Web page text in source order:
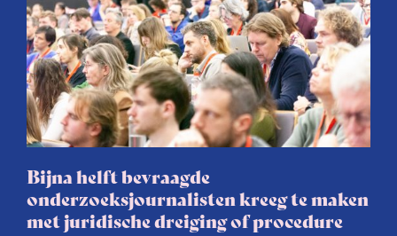
Bijna helft bevraagde
onderzoeksjournalisten kreeg te maken
met juridische dreiging of procedure